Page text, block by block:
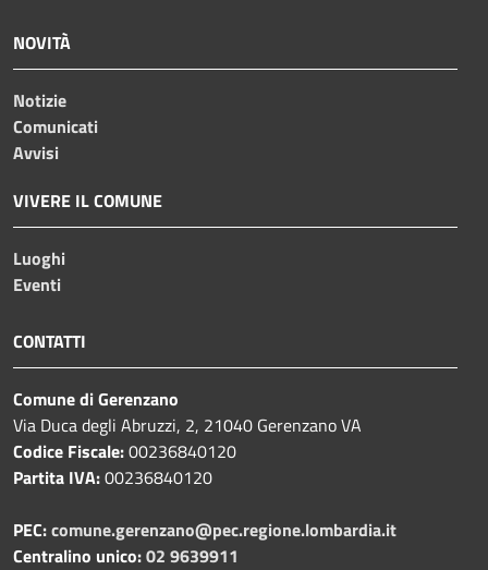
NOVITÀ
Notizie
Comunicati
Avvisi
VIVERE IL COMUNE
Luoghi
Eventi
CONTATTI
Comune di Gerenzano
Via Duca degli Abruzzi, 2, 21040 Gerenzano VA
Codice Fiscale:00236840120
Partita IVA:00236840120
PEC:comune.gerenzano@pec.regione.lombardia.it
Centralino unico:02 9639911